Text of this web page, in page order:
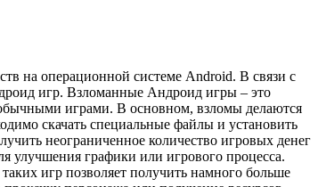
на операционной системе Android. В связи с
игр. Взломанные Андроид игры – это
играми. В основном, взломы делаются
скачать специальные файлы и установить
неограниченное количество игровых денег
улучшения графики или игрового процесса.
игр позволяет получить намного больше